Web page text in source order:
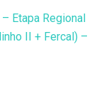
– Etapa Regional
II + Fercal) –